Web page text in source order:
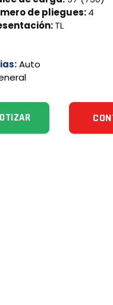
de pliegues:4
TL
Auto